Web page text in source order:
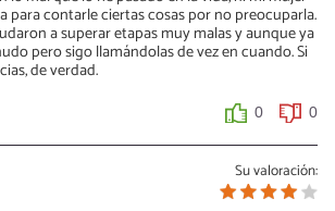
para contarle ciertas cosas por no preocuparla.
a superar etapas muy malas y aunque ya
pero sigo llamándolas de vez en cuando. Si
de verdad.
0 0
Su valoración: